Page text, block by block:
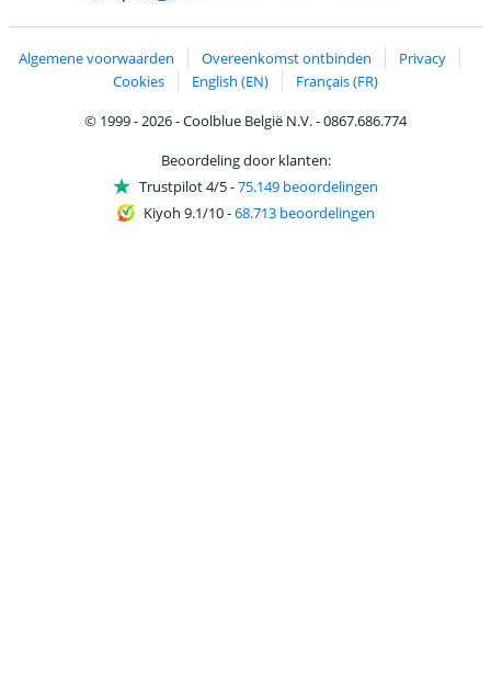
Algemene voorwaarden Overeenkomst ontbinden
Privacy
Cookies
English (EN)
Français (FR)
© 1999 - 2026 - Coolblue België N.V. - 0867.686.774
Beoordeling door klanten:
Trustpilot 4/5-75.149 beoordelingen
Kiyoh 9.1/10-68.713 beoordelingen